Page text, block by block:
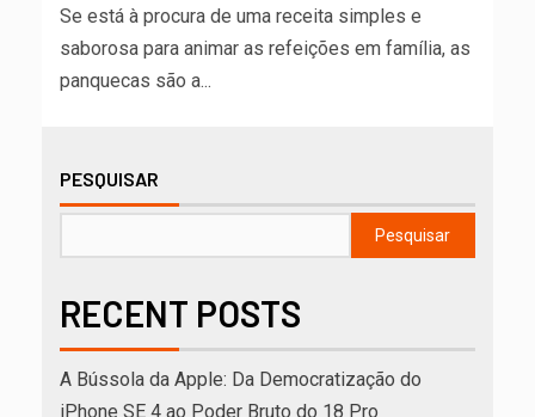
Se está à procura de uma receita simples e
saborosa para animar as refeições em família, as
panquecas são a...
PESQUISAR
Pesquisar
RECENT POSTS
A Bússola da Apple: Da Democratização do
iPhone SE 4 ao Poder Bruto do 18 Pro